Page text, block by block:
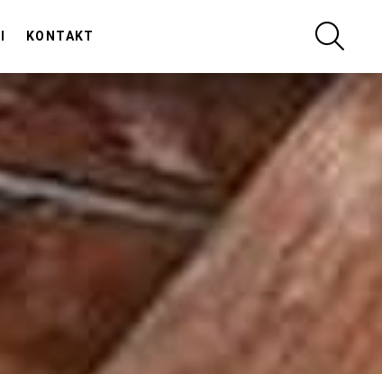
KONTAKT